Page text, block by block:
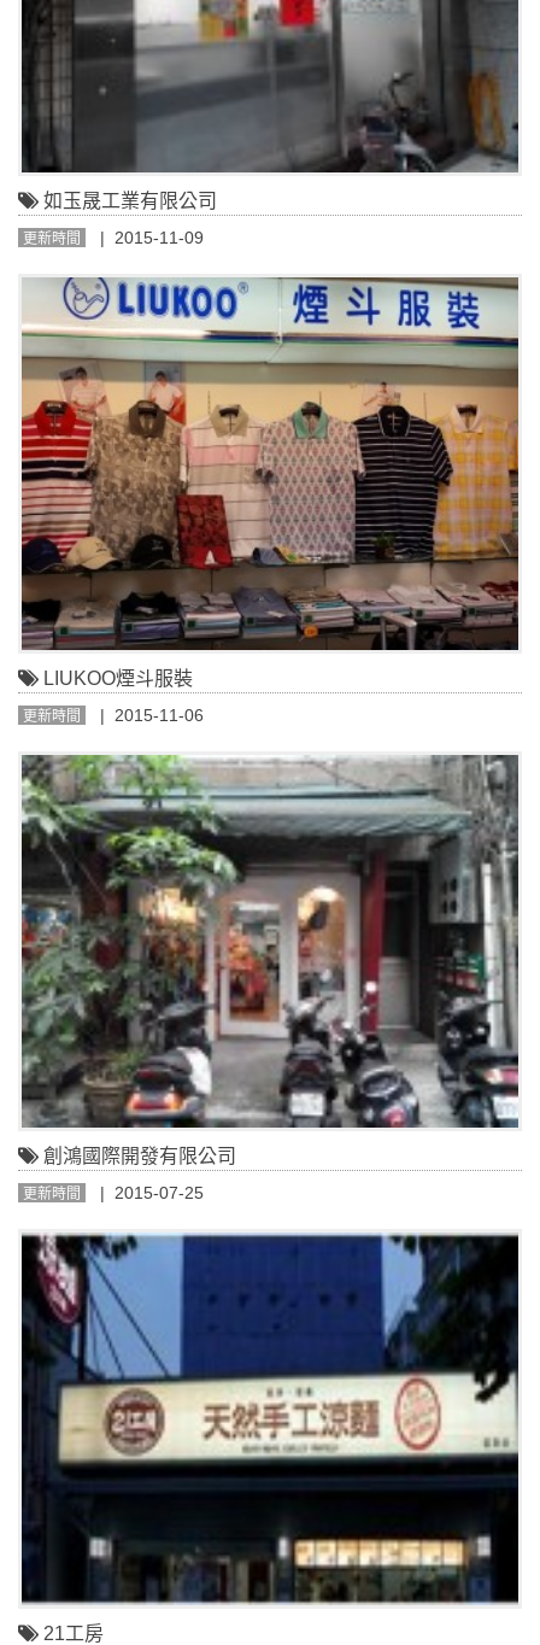
如玉晟工業有限公司
更新時間 | 2015-11-09
LIUKOO煙斗服裝
更新時間 | 2015-11-06
創鴻國際開發有限公司
更新時間 | 2015-07-25
21工房